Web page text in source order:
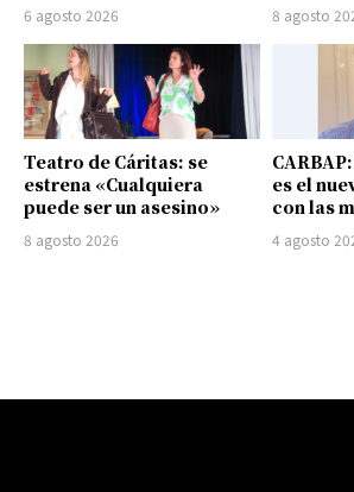
6 agosto 2026 8 agosto
Teatro de Cáritas: se
estrena «Cualquiera
puede ser un asesino»
8 agosto 2026
es el
con las
4 agosto